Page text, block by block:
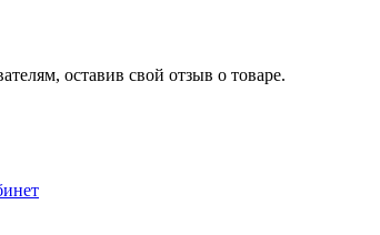
оставив свой отзыв о товаре.